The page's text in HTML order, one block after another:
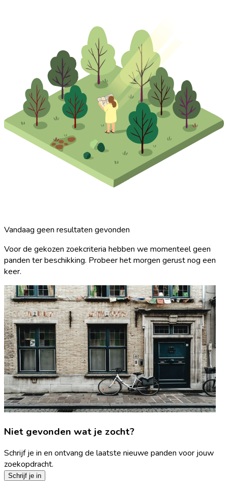
Vandaag geen resultaten gevonden
Voor de gekozen zoekcriteria hebben we momenteel geen
panden ter beschikking. Probeer het morgen gerust nog een
keer.
Niet gevonden wat je zocht?
Schrijf je in en ontvang de laatste nieuwe panden voor jouw
zoekopdracht.
Schrijf je in